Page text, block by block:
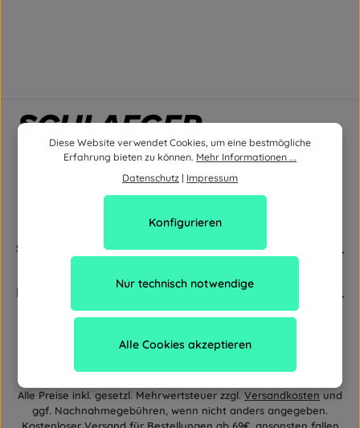
Service
Newsletter
Alle Preise inkl. gesetzl. Mehrwertsteuer zzgl. Versandkosten und
ggf. Nachnahmegebühren, wenn nicht anders angegeben.
Diese Website verwendet Cookies, um eine bestmögliche
Erfahrung bieten zu können. Mehr Informationen ...
Datenschutz | Impressum
Nur technisch notwendige
Konfigurieren
Alle Cookies akzeptieren